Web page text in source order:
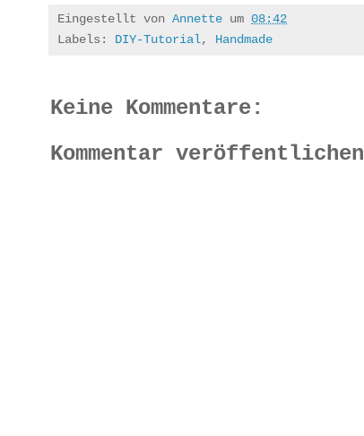
Eingestellt von Annette um 08:42
Labels: DIY-Tutorial, Handmade
Keine Kommentare:
Kommentar veröffentlichen